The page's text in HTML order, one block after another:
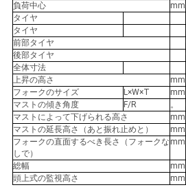
負荷中心
mm
タイヤ
タイヤ
前部タイヤ
後部タイヤ
全体寸法
上昇の高さ
mm
フォークのサイズ
L×W×T mm
マストの傾き角度
F/R 。
マストによって下げられる高さ
mm
マストの延長高さ（あと振れ止めと）
mm
フォークの直面するべき長さ（フォークな
しで）
mm
総幅 mm
頭上式の監視高さ
mm